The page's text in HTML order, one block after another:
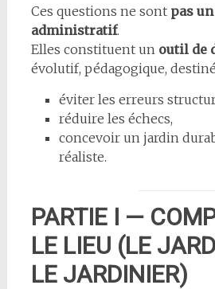
Ces questions ne sont pas
administratif.
Elles constituent un outil de
évolutif, pédagogique, destiné
éviter les erreurs
réduire les échecs,
concevoir un jardin
réaliste.
PARTIE I —
LE LIEU (LE
LE JARDINIER)